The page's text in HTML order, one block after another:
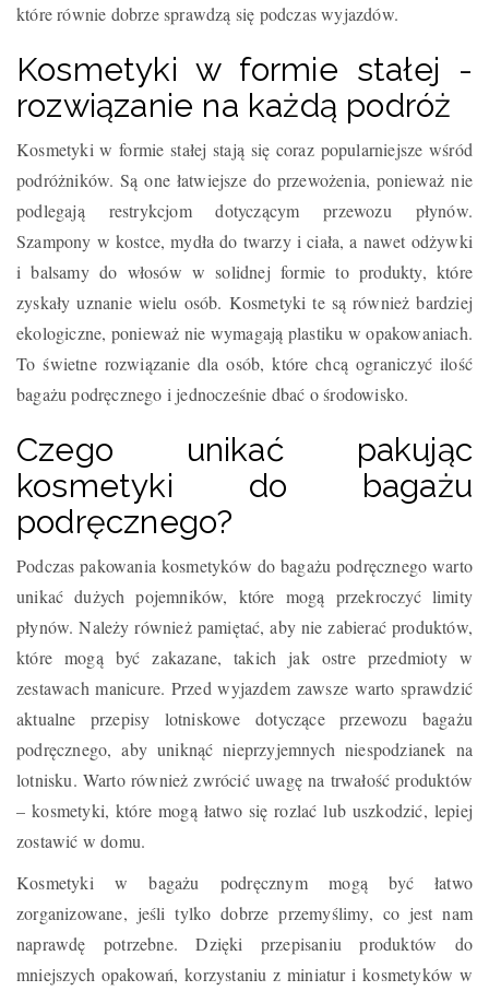
które równie dobrze sprawdzą się podczas wyjazdów.
Kosmetyki w formie stałej -
rozwiązanie na każdą podróż
Kosmetyki w formie stałej stają się coraz popularniejsze wśród
podróżników. Są one łatwiejsze do przewożenia, ponieważ nie
podlegają restrykcjom dotyczącym przewozu płynów.
Szampony w kostce, mydła do twarzy i ciała, a nawet odżywki
i balsamy do włosów w solidnej formie to produkty, które
zyskały uznanie wielu osób. Kosmetyki te są również bardziej
ekologiczne, ponieważ nie wymagają plastiku w opakowaniach.
To świetne rozwiązanie dla osób, które chcą ograniczyć ilość
bagażu podręcznego i jednocześnie dbać o środowisko.
Czego unikać pakując
kosmetyki do bagażu
podręcznego?
Podczas pakowania kosmetyków do bagażu podręcznego warto
unikać dużych pojemników, które mogą przekroczyć limity
płynów. Należy również pamiętać, aby nie zabierać produktów,
które mogą być zakazane, takich jak ostre przedmioty w
zestawach manicure. Przed wyjazdem zawsze warto sprawdzić
aktualne przepisy lotniskowe dotyczące przewozu bagażu
podręcznego, aby uniknąć nieprzyjemnych niespodzianek na
lotnisku. Warto również zwrócić uwagę na trwałość produktów
– kosmetyki, które mogą łatwo się rozlać lub uszkodzić, lepiej
zostawić w domu.
Kosmetyki w bagażu podręcznym mogą być łatwo
zorganizowane, jeśli tylko dobrze przemyślimy, co jest nam
naprawdę potrzebne. Dzięki przepisaniu produktów do
mniejszych opakowań, korzystaniu z miniatur i kosmetyków w